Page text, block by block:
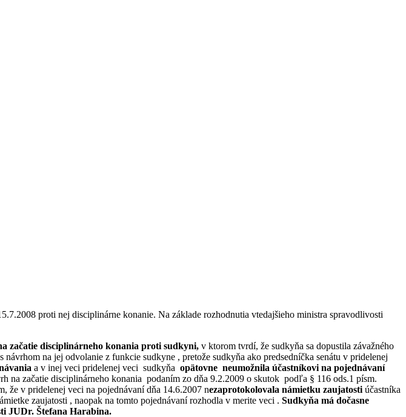
proti nej disciplinárne konanie. Na základe rozhodnutia vtedajšieho ministra spravodlivosti
začatie disciplinárneho konania proti sudkyni, v ktorom tvrdí, že sudkyňa sa dopustila závažného
na jej odvolanie z funkcie sudkyne , pretože sudkyňa ako predsedníčka senátu v pridelenej
a v inej veci pridelenej veci sudkyňa opätovne neumožnila účastníkovi na pojednávaní
na začatie disciplinárneho konania podaním zo dňa 9.2.2009 o skutok podľa § 116 ods.1 písm.
že v pridelenej veci na pojednávaní dňa 14.6.2007 nezaprotokolovala námietku zaujatosti účastníka
zaujatosti , naopak na tomto pojednávaní rozhodla v merite veci . Sudkyňa má dočasne
JUDr. Štefana Harabina.